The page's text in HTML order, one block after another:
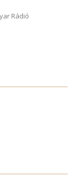
Rádió